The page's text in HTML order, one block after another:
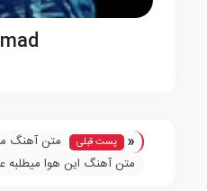
« پست قبلی
متن آهنگ
متن آهنگ این هوا میطلبه